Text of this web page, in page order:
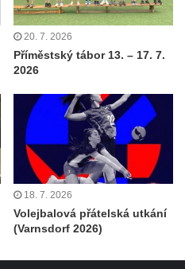
20. 7. 2026
Příměstský tábor 13. – 17. 7.
2026
18. 7. 2026
Volejbalová přátelská utkání
(Varnsdorf 2026)